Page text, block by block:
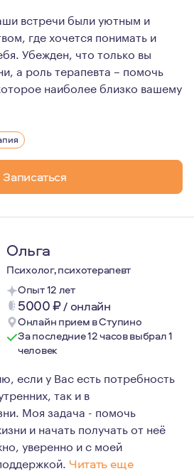
встречи были уютным и
где хочется понимать и
Убежден, что только вы
а роль терапевта – помочь
наиболее близко вашему
как на пространство, в
помогала и мне лучше
Записаться
Ольга
Психолог, психотерапевт
Опыт 12 лет
5000₽/ онлайн
Онлайн прием в Ступино
За последние 12 часов выбрал 1
человек
если у Вас есть потребность
так и в
Моя задача - помочь
и начать получать от неё
уверенно и с моей
Читать еще